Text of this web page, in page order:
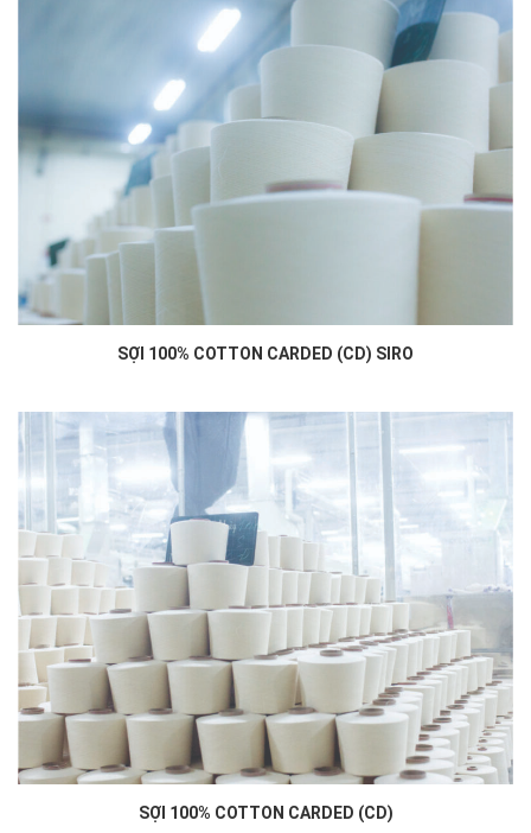
SỢI 100% COTTON CARDED (CD) SIRO
SỢI 100% COTTON CARDED (CD)